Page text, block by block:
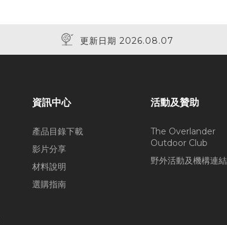
更新日期 2026.08.07
資訊中心
產品目錄下載
影片分享
材料說明
選購指南
活動及贊助
The Overlander
Outdoor Club
野外活動及機構連結